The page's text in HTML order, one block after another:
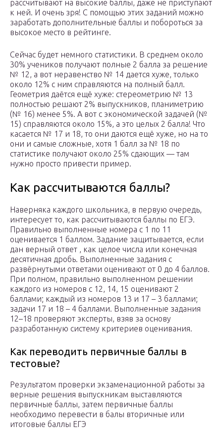
рассчитывают на высокие баллы, даже не приступают
к ней. И очень зря! С помощью этих заданий можно
заработать дополнительные баллы и побороться за
высокое место в рейтинге.
Сейчас будет немного статистики. В среднем около
30% учеников получают полные 2 балла за решение
№ 12, а вот неравенство № 14 дается хуже, только
около 12% с ним справляются на полный балл.
Геометрия даётся ещё хуже: стереометрию № 13
полностью решают 2% выпускников, планиметрию
(№ 16) менее 5%. А вот с экономической задачей (№
15) справляются около 15%, а это целых 2 балла! Что
касается № 17 и 18, то они даются ещё хуже, но на то
они и самые сложные, хотя 1 балл за № 18 по
статистике получают около 25% сдающих — там
нужно просто привести пример.
Как рассчитываются баллы?
Наверняка каждого школьника, в первую очередь,
интересует то, как рассчитываются баллы по ЕГЭ.
Правильно выполненные номера с 1 по 11
оценивается 1 баллом. Задание защитывается, если
дан верный ответ , как целое числа или конечная
десятичная дробь. Выполненные задания с
развёрнутыми ответами оценивают от 0 до 4 баллов.
При полном, правильно выполненном решении
каждого из номеров с 12, 14, 15 оценивают 2
баллами; каждый из номеров 13 и 17 – 3 баллами;
задачи 17 и 18 – 4 баллами. Выполненные задания
12–18 проверяют эксперты, взяв за основу
разработанную систему критериев оценивания.
Как переводить первичные баллы в
тестовые?
Результатом проверки экзаменационной работы за
верные решения выпускникам выставляются
первичные баллы, затем первичные баллы
необходимо перевести в балы вторичные или
итоговые баллы ЕГЭ